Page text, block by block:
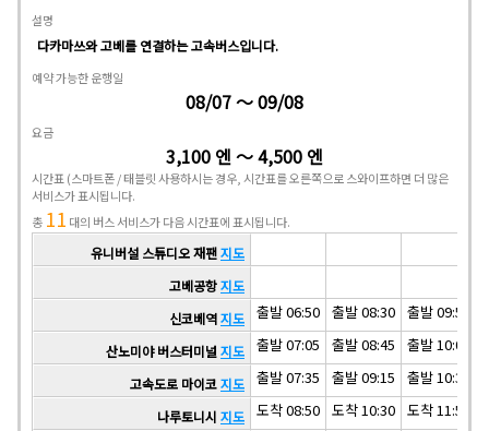
설명
다카마쓰와 고베를 연결하는 고속버스입니다.
예약 가능한 운행일
08/07 ～ 09/08
요금
3,100 엔 ～ 4,500 엔
시간표 (스마트폰 / 태블릿 사용하시는 경우, 시간표를 오른쪽으로 스와이프하면 더 많은
서비스가 표시됩니다.
총 11 대의 버스 서비스가 다음 시간표에 표시됩니다.
유니버설 스튜디오 재팬지도
고베공항지도
신코베역지도 출발 06:50 출발 08:30 출발 09:50
산노미야 버스터미널 지도 출발 07:05 출발 08:45 출발 10:05
고속도로 마이코지도 출발 07:35 출발 09:15 출발 10:35
나루토니시 지도 도착 08:50 도착 10:30 도착 11:50